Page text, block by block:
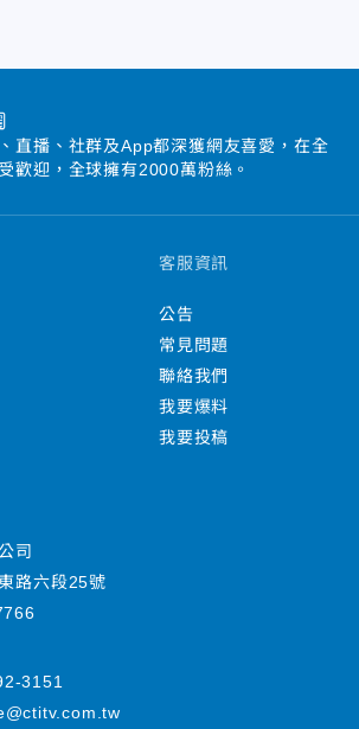
直播、社群及App都深獲網友喜愛，在全
歡迎，全球擁有2000萬粉絲。
客服資訊
公告
常見問題
聯絡我們
我要爆料
我要投稿
司
路六段25號
3151